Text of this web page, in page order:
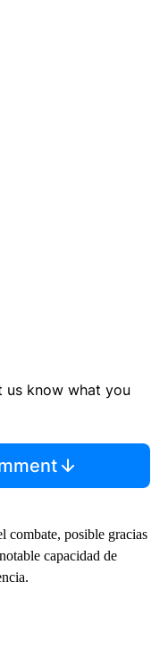
us know what you
combate, posible gracias
capacidad de